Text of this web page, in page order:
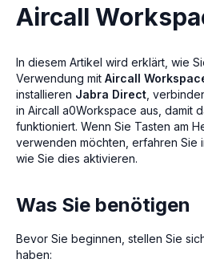
Aircall
In diesem Artikel wird erklärt, wie
Verwendung mit Aircall
installieren Jabra Direct ,
in Aircall a0Workspace aus, damit
funktioniert. Wenn Sie Tasten am
verwenden möchten, erfahren Sie
wie Sie dies aktivieren.
Was Sie benötigen
Bevor Sie beginnen, stellen Sie
haben: